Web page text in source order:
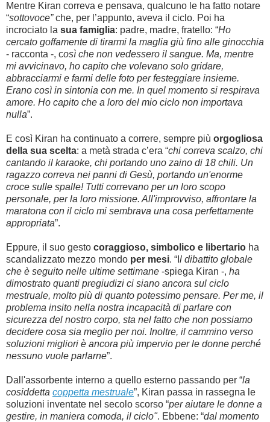
Mentre Kiran correva e pensava, qualcuno le ha fatto notare
“sottovoce”che, per l’appunto, aveva il ciclo. Poi ha
incrociato la sua famiglia: padre, madre, fratello: “Ho
cercato goffamente di tirarmi la maglia giù fino alle ginocchia
- racconta -, così che non vedessero il sangue. Ma, mentre
mi avvicinavo, ho capito che volevano solo gridare,
abbracciarmi e farmi delle foto per festeggiare insieme.
Erano così in sintonia con me. In quel momento si respirava
amore. Ho capito che a loro del mio ciclo non importava
nulla”.
E così Kiran ha continuato a correre, sempre più orgogliosa
della sua scelta: a metà strada c’era “chi correva scalzo, chi
cantando il karaoke, chi portando uno zaino di 18 chili. Un
ragazzo correva nei panni di Gesù, portando un'enorme
croce sulle spalle! Tutti correvano per un loro scopo
personale, per la loro missione. All'improvviso, affrontare la
maratona con il ciclo mi sembrava una cosa perfettamente
appropriata”.
Eppure, il suo gesto coraggioso, simbolico e libertario ha
scandalizzato mezzo mondo per mesi. “I l dibattito globale
che è seguito nelle ultime settimane -spiega Kiran -, ha
dimostrato quanti pregiudizi ci siano ancora sul ciclo
mestruale, molto più di quanto potessimo pensare. Per me, il
problema insito nella nostra incapacità di parlare con
sicurezza del nostro corpo, sta nel fatto che non possiamo
decidere cosa sia meglio per noi. Inoltre, il cammino verso
soluzioni migliori è ancora più impervio per le donne perché
nessuno vuole parlarne”.
Dall'assorbente interno a quello esterno passando per “la
cosiddetta coppetta mestruale”, Kiran passa in rassegna le
soluzioni inventate nel secolo scorso “per aiutare le donne a
gestire, in maniera comoda, il ciclo". Ebbene: “dal momento